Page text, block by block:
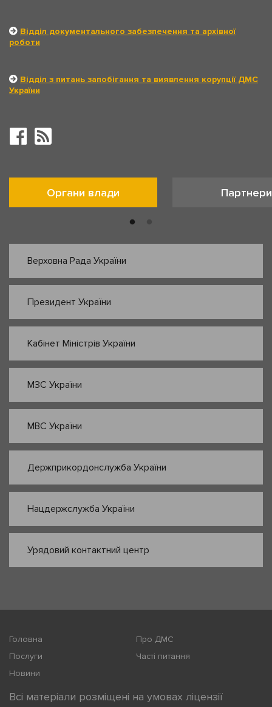
Відділ документального забезпечення та архівної
роботи
Відділ з питань запобігання та виявлення корупції ДМС
України
Органи влади Партнери
Верховна Рада України
Президент України
Кабінет Міністрів України
МЗС України
МВС України
Держприкордонслужба України
Нацдержслужба України
Урядовий контактний центр
Головна
Про ДМС
Послуги
Часті питання
Новини
Всі матеріали розміщені на умовах ліцензії